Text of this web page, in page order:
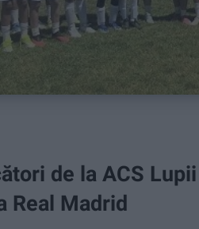
de la ACS
Real Madrid